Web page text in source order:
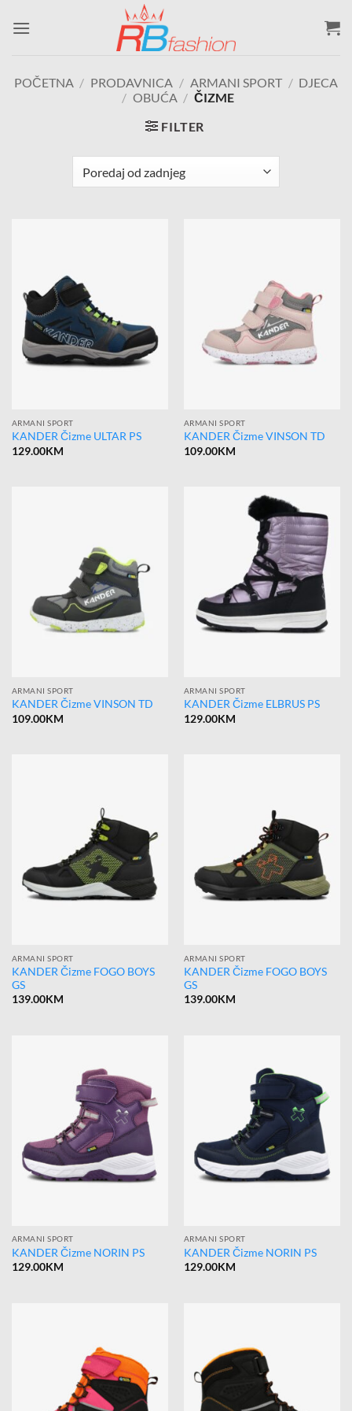
POČETNA / PRODAVNICA / ARMANI SPORT / DJECA
/ OBUĆA / ČIZME
FILTER
ARMANI SPORT
KANDER Čizme ULTAR PS
129.00KM
ARMANI SPORT
KANDER Čizme VINSON TD
109.00KM
ARMANI SPORT
KANDER Čizme VINSON TD
109.00KM
ARMANI SPORT
KANDER Čizme ELBRUS PS
129.00KM
ARMANI SPORT
KANDER Čizme FOGO BOYS
GS
139.00KM
ARMANI SPORT
KANDER Čizme FOGO BOYS
GS
139.00KM
ARMANI SPORT
KANDER Čizme NORIN PS
129.00KM
ARMANI SPORT
KANDER Čizme NORIN PS
129.00KM